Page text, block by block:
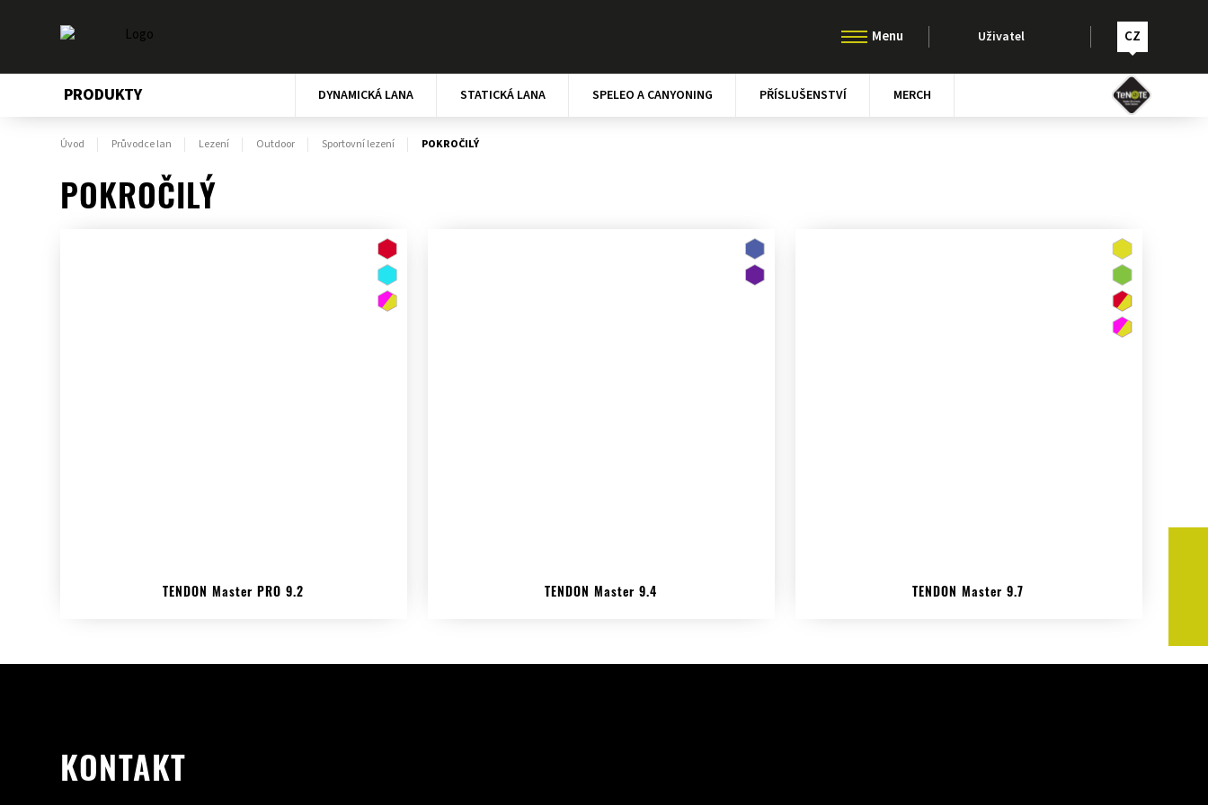
Uživatel CZ
PRODUKTY DYNAMICKÁ LANA STATICKÁ LANA SPELEO A CANYONING PŘÍSLUŠENSTVÍ MERCH
Úvod Průvodce lan Lezení Outdoor Sportovní lezení POKROČILÝ
POKROČILÝ
TENDON Master PRO 9.2 TENDON Master 9.4 TENDON Master 9.7
KONTAKT